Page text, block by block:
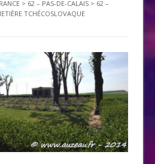
> 62 – PAS-DE-CALAIS > 62 –
TCHÉCOSLOVAQUE